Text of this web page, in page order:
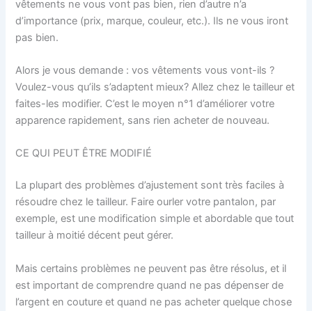
vêtements ne vous vont pas bien, rien d’autre n’a
d’importance (prix, marque, couleur, etc.). Ils ne vous iront
pas bien.
Alors je vous demande : vos vêtements vous vont-ils ?
Voulez-vous qu’ils s’adaptent mieux? Allez chez le tailleur et
faites-les modifier. C’est le moyen n°1 d’améliorer votre
apparence rapidement, sans rien acheter de nouveau.
CE QUI PEUT ÊTRE MODIFIÉ
La plupart des problèmes d’ajustement sont très faciles à
résoudre chez le tailleur. Faire ourler votre pantalon, par
exemple, est une modification simple et abordable que tout
tailleur à moitié décent peut gérer.
Mais certains problèmes ne peuvent pas être résolus, et il
est important de comprendre quand ne pas dépenser de
l’argent en couture et quand ne pas acheter quelque chose